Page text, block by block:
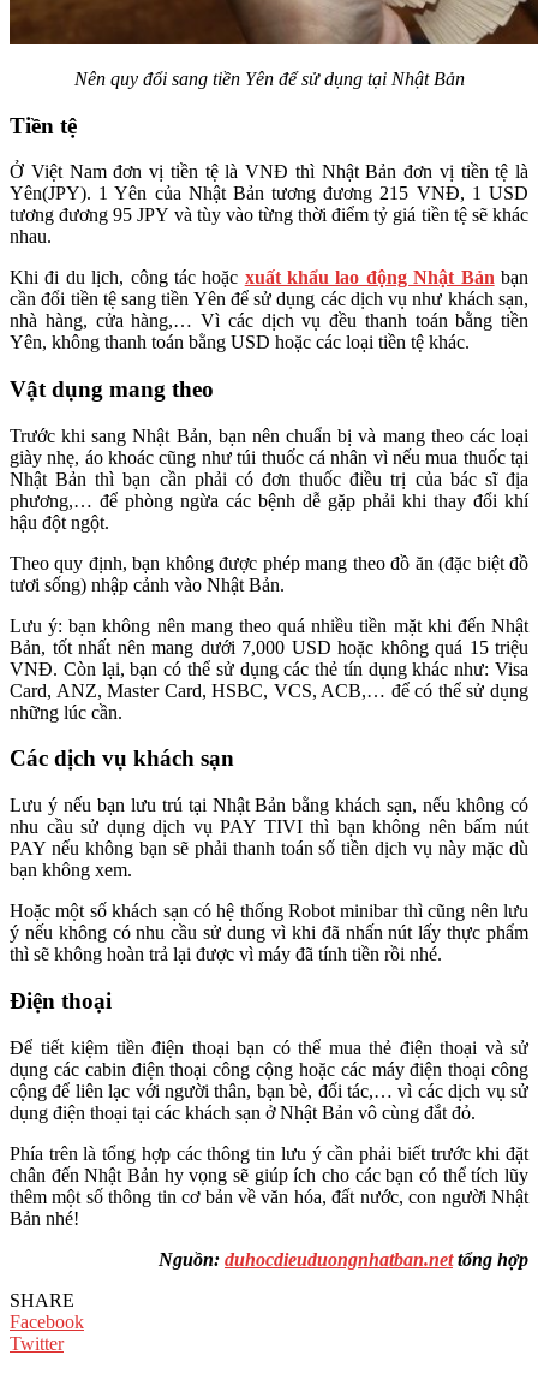
Nên quy đổi sang tiền Yên để sử dụng tại Nhật Bản
Tiền tệ
Ở Việt Nam đơn vị tiền tệ là VNĐ thì Nhật Bản đơn vị tiền tệ là
Yên(JPY). 1 Yên của Nhật Bản tương đương 215 VNĐ, 1 USD
tương đương 95 JPY và tùy vào từng thời điểm tỷ giá tiền tệ sẽ khác
nhau.
Khi đi du lịch, công tác hoặc xuất khẩu lao động Nhật Bản bạn
cần đổi tiền tệ sang tiền Yên để sử dụng các dịch vụ như khách sạn,
nhà hàng, cửa hàng,… Vì các dịch vụ đều thanh toán bằng tiền
Yên, không thanh toán bằng USD hoặc các loại tiền tệ khác.
Vật dụng mang theo
Trước khi sang Nhật Bản, bạn nên chuẩn bị và mang theo các loại
giày nhẹ, áo khoác cũng như túi thuốc cá nhân vì nếu mua thuốc tại
Nhật Bản thì bạn cần phải có đơn thuốc điều trị của bác sĩ địa
phương,… để phòng ngừa các bệnh dễ gặp phải khi thay đổi khí
hậu đột ngột.
Theo quy định, bạn không được phép mang theo đồ ăn (đặc biệt đồ
tươi sống) nhập cảnh vào Nhật Bản.
Lưu ý: bạn không nên mang theo quá nhiều tiền mặt khi đến Nhật
Bản, tốt nhất nên mang dưới 7,000 USD hoặc không quá 15 triệu
VNĐ. Còn lại, bạn có thể sử dụng các thẻ tín dụng khác như: Visa
Card, ANZ, Master Card, HSBC, VCS, ACB,… để có thể sử dụng
những lúc cần.
Các dịch vụ khách sạn
Lưu ý nếu bạn lưu trú tại Nhật Bản bằng khách sạn, nếu không có
nhu cầu sử dụng dịch vụ PAY TIVI thì bạn không nên bấm nút
PAY nếu không bạn sẽ phải thanh toán số tiền dịch vụ này mặc dù
bạn không xem.
Hoặc một số khách sạn có hệ thống Robot minibar thì cũng nên lưu
ý nếu không có nhu cầu sử dung vì khi đã nhấn nút lấy thực phẩm
thì sẽ không hoàn trả lại được vì máy đã tính tiền rồi nhé.
Điện thoại
Để tiết kiệm tiền điện thoại bạn có thể mua thẻ điện thoại và sử
dụng các cabin điện thoại công cộng hoặc các máy điện thoại công
cộng để liên lạc với người thân, bạn bè, đối tác,… vì các dịch vụ sử
dụng điện thoại tại các khách sạn ở Nhật Bản vô cùng đắt đỏ.
Phía trên là tổng hợp các thông tin lưu ý cần phải biết trước khi đặt
chân đến Nhật Bản hy vọng sẽ giúp ích cho các bạn có thể tích lũy
thêm một số thông tin cơ bản về văn hóa, đất nước, con người Nhật
Bản nhé!
Nguồn: duhocdieuduongnhatban.nettổng hợp
SHARE
Facebook
Twitter